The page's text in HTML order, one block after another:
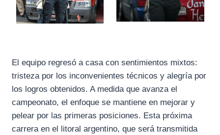
El equipo regresó a casa con sentimientos mixtos:
tristeza por los inconvenientes técnicos y alegría por
los logros obtenidos. A medida que avanza el
campeonato, el enfoque se mantiene en mejorar y
pelear por las primeras posiciones. Esta próxima
carrera en el litoral argentino, que será transmitida